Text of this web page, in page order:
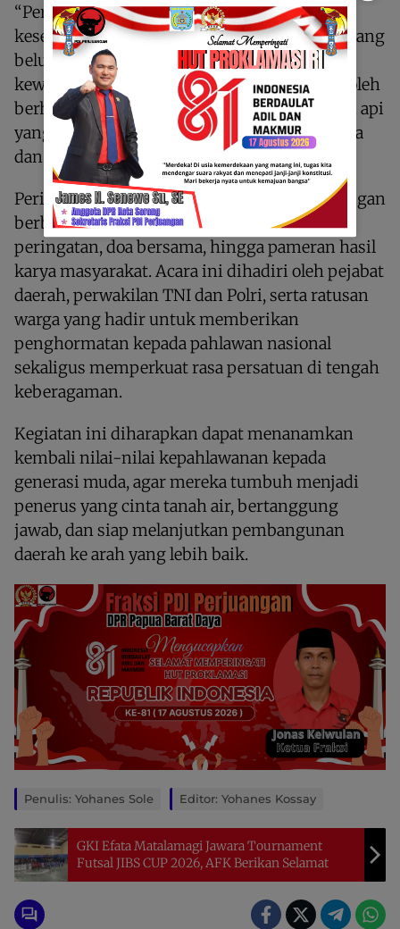
“Perjuangan belum usai. Selama masih ada
kesenjangan, selama masih ada masyarakat yang
belum merasakan hasil pembangunan, maka
kewajiban kita untuk terus berjuang tidak boleh
berhenti. Semangat Pattimura harus menjadi api
yang menyala di dada kita untuk terus bekerja
dan berbakti bagi daerah ini,” pungkasnya.
Peringatan Hari Pattimura tahun ini diisi dengan
berbagai kegiatan, mulai dari upacara
peringatan, doa bersama, hingga pameran hasil
karya masyarakat. Acara ini dihadiri oleh pejabat
daerah, perwakilan TNI dan Polri, serta ratusan
warga yang hadir untuk memberikan
penghormatan kepada pahlawan nasional
sekaligus memperkuat rasa persatuan di tengah
keberagaman.
Kegiatan ini diharapkan dapat menanamkan
kembali nilai-nilai kepahlawanan kepada
generasi muda, agar mereka tumbuh menjadi
penerus yang cinta tanah air, bertanggung
jawab, dan siap melanjutkan pembangunan
daerah ke arah yang lebih baik.
Penulis: Yohanes Sole Editor: Yohanes Kossay
GKI Efata Matalamagi Jawara Tournament
Futsal JIBS CUP 2026, AFK Berikan Selamat